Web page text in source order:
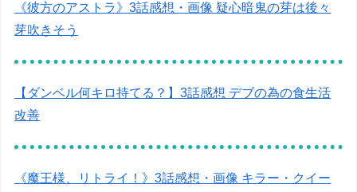
《彼方のアストラ》3話感想・画像 疑心暗鬼の芽は後々
芽吹きそう
【ダンベル何キロ持てる？】3話感想 デブの為の食生活
改善
《魔王様、リトライ！》3話感想・画像 キラー・クイー